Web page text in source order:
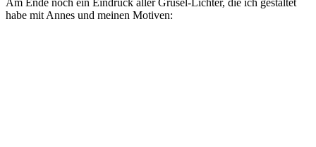
habe mit Annes und meinen Motiven: